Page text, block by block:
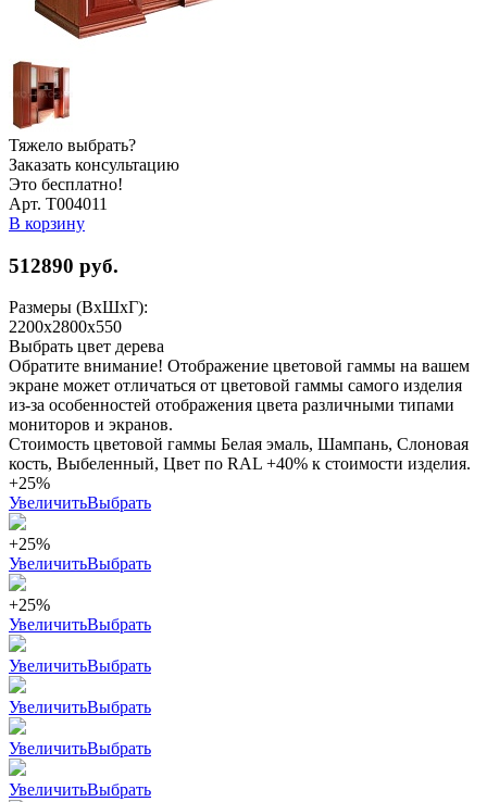
Тяжело выбрать?
Заказать консультацию
Это бесплатно!
Арт. Т004011
В корзину
512890 руб.
Размеры (ВхШхГ):
2200x2800x550
Выбрать цвет дерева
Обратите внимание! Отображение цветовой гаммы на вашем
экране может отличаться от цветовой гаммы самого изделия
из-за особенностей отображения цвета различными типами
мониторов и экранов.
Стоимость цветовой гаммы Белая эмаль, Шампань, Слоновая
кость, Выбеленный, Цвет по RAL +40% к стоимости изделия.
+25%
УвеличитьВыбрать
+25%
УвеличитьВыбрать
+25%
УвеличитьВыбрать
УвеличитьВыбрать
УвеличитьВыбрать
УвеличитьВыбрать
УвеличитьВыбрать